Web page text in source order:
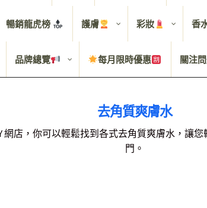
暢銷龍虎榜 護膚 彩妝 香
品牌總覽 每月限時優惠 關注
去角質爽膚水
網店，你可以輕鬆找到各式去角質爽膚水，讓
門。